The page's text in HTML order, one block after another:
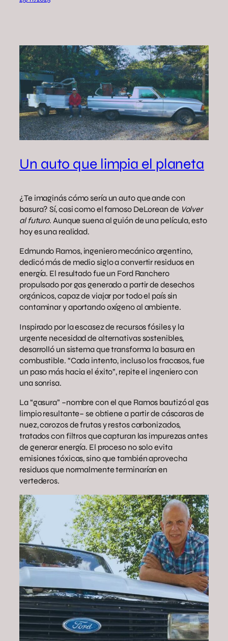
Un auto que limpia el planeta
¿Te imaginás cómo sería un auto que ande con
basura? Sí, casi como el famoso DeLorean de Volver
al futuro. Aunque suena al guión de una película, esto
hoy es una realidad.
Edmundo Ramos, ingeniero mecánico argentino,
dedicó más de medio siglo a convertir residuos en
energía. El resultado fue un Ford Ranchero
propulsado por gas generado a partir de desechos
orgánicos, capaz de viajar por todo el país sin
contaminar y aportando oxígeno al ambiente.
Inspirado por la escasez de recursos fósiles y la
urgente necesidad de alternativas sostenibles,
desarrolló un sistema que transforma la basura en
combustible. “Cada intento, incluso los fracasos, fue
un paso más hacia el éxito”, repite el ingeniero con
una sonrisa.
La “gasura” –nombre con el que Ramos bautizó al gas
limpio resultante– se obtiene a partir de cáscaras de
nuez, carozos de frutas y restos carbonizados,
tratados con filtros que capturan las impurezas antes
de generar energía. El proceso no solo evita
emisiones tóxicas, sino que también aprovecha
residuos que normalmente terminarían en
vertederos.